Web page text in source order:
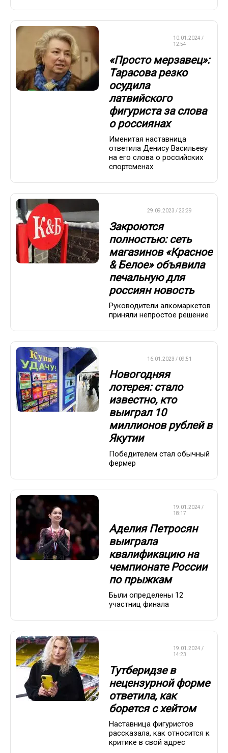
10.01.2024 /
12:54
«Просто мерзавец»:
Тарасова резко
осудила
латвийского
фигуриста за слова
о россиянах
Именитая наставница
ответила Денису Васильеву
на его слова о российских
спортсменах
29.09.2023 / 23:39
Закроются
полностью: сеть
магазинов «Красное
& Белое» объявила
печальную для
россиян новость
Руководители алкомаркетов
приняли непростое решение
16.01.2023 / 09:51
Новогодняя
лотерея: стало
известно, кто
выиграл 10
миллионов рублей в
Якутии
Победителем стал обычный
фермер
19.01.2024 /
18:17
Аделия Петросян
выиграла
квалификацию на
чемпионате России
по прыжкам
Были определены 12
участниц финала
19.01.2024 /
14:23
Тутберидзе в
нецензурной форме
ответила, как
борется с хейтом
Наставница фигуристов
рассказала, как относится к
критике в свой адрес